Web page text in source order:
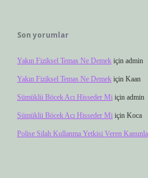
Son yorumlar
Yakın Fiziksel Temas Ne Demek için admin
Yakın Fiziksel Temas Ne Demek için Kaan
Sümüklü Böcek Acı Hisseder Mi için admin
Sümüklü Böcek Acı Hisseder Mi için Koca
Polise Silah Kullanma Yetkisi Veren